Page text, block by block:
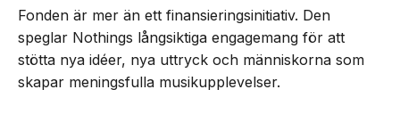
Fonden är mer än ett finansieringsinitiativ. Den
speglar Nothings långsiktiga engagemang för att
stötta nya idéer, nya uttryck och människorna som
skapar meningsfulla musikupplevelser.